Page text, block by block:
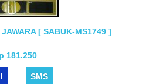
[ SABUK-MS1749 ]
181.250
SMS